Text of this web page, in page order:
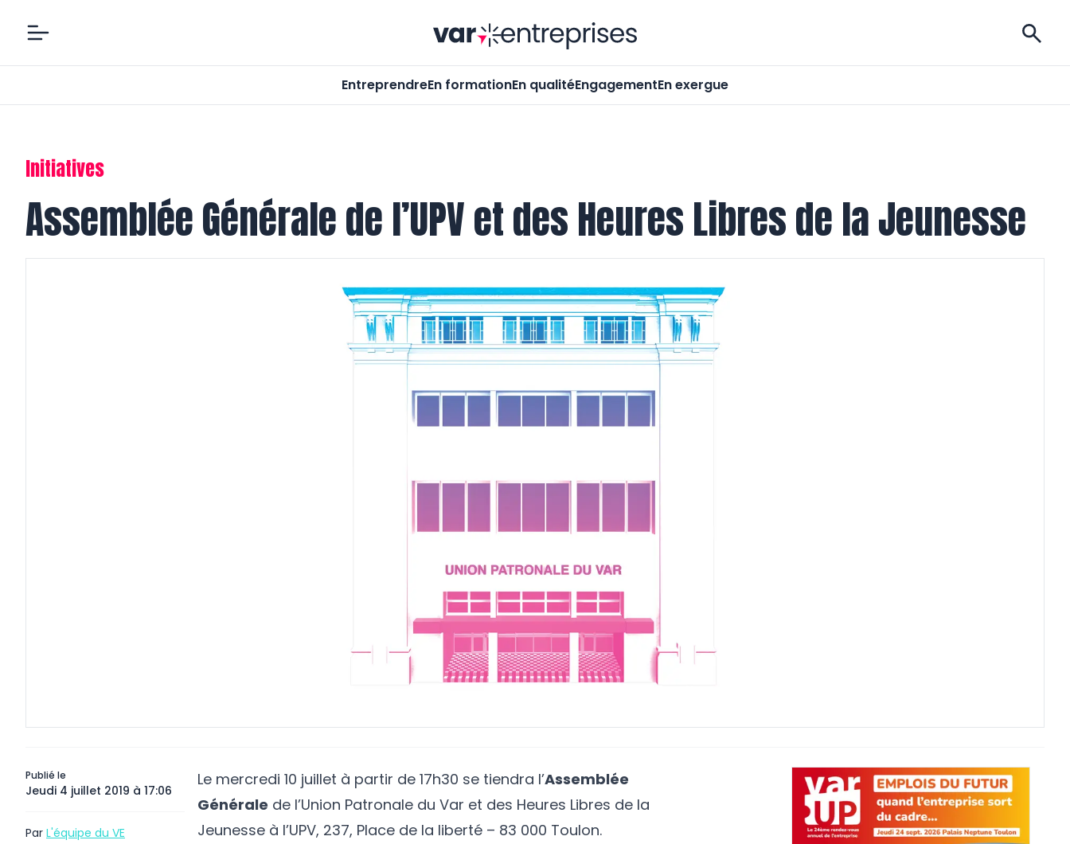
Var-Entreprises
EntreprendreEn formationEn qualitéEngagementEn exergue
Initiatives
Assemblée Générale de l’UPV et des Heures Libres de la Jeunesse
Publié le
Jeudi 4 juillet 2019 à 17:06
Par L'équipe du VE
Le mercredi 10 juillet à partir de 17h30 se tiendra l’Assemblée
Générale de l’Union Patronale du Var et des Heures Libres de la
Jeunesse à l’UPV, 237, Place de la liberté – 83 000 Toulon.